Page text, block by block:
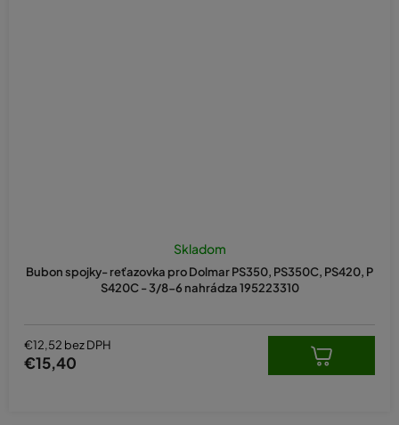
Bubon spojky- reťazovka pro Dolmar PS350, PS350C, PS420, P
S420C - 3/8-6 nahrádza 195223310
Skladom
€12,52 bez DPH
€15,40